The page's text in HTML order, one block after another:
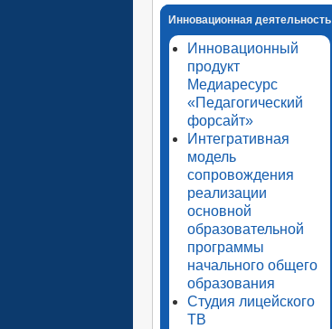
Инновационная деятельность
Инновационный
продукт
Медиаресурс
«Педагогический
форсайт»
Интегративная
модель
сопровождения
реализации
основной
образовательной
программы
начального общего
образования
Студия лицейского
ТВ